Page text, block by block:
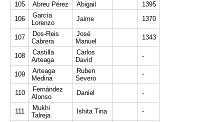
105
Abreu Pérez Abigail
1395
106
García
Lorenzo
Jaime 1370
107
Dos-Reis
Cabrera
José
Manuel
1343
108
Castilla
Arteaga
Carlos
David
-
109
Arteaga
Medina
Ruben
Severo
-
110
Fernández
Alonso
Daniel -
111
Mukhi
Talreja
Ishita Tina -